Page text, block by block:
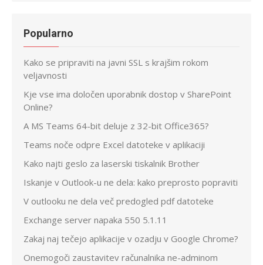
Popularno
Kako se pripraviti na javni SSL s krajšim rokom
veljavnosti
Kje vse ima določen uporabnik dostop v SharePoint
Online?
A MS Teams 64-bit deluje z 32-bit Office365?
Teams noče odpre Excel datoteke v aplikaciji
Kako najti geslo za laserski tiskalnik Brother
Iskanje v Outlook-u ne dela: kako preprosto popraviti
V outlooku ne dela več predogled pdf datoteke
Exchange server napaka 550 5.1.11
Zakaj naj tečejo aplikacije v ozadju v Google Chrome?
Onemogoči zaustavitev računalnika ne-adminom